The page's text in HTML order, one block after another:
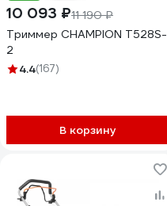
10 093 ₽11 190 ₽
Триммер CHAMPION T528S-
2
4.4(167)
В корзину